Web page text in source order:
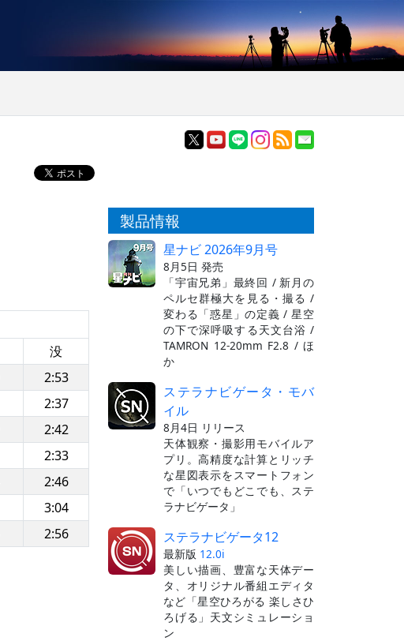
没
2:53
2:37
2:42
2:33
2:46
3:04
2:56
製品情報
星ナビ 2026年9月号
8月5日 発売
「宇宙兄弟」最終回 / 新月の
ペルセ群極大を見る・撮る /
変わる「惑星」の定義 / 星空
の下で深呼吸する天文台浴 /
TAMRON 12-20mm F2.8 / ほ
か
ステラナビゲータ・モバ
イル
8月4日 リリース
天体観察・撮影用モバイルア
プリ。高精度な計算とリッチ
な星図表示をスマートフォン
で「いつでもどこでも、ステ
ラナビゲータ」
ステラナビゲータ12
最新版 12.0i
美しい描画、豊富な天体デー
タ、オリジナル番組エディタ
など「星空ひろがる 楽しさひ
ろげる」天文シミュレーショ
ン